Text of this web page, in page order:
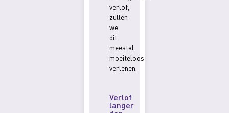
verlof,
zullen
we
dit
meestal
moeiteloos
verlenen.
Verlof
langer